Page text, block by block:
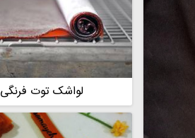
لواشک توت فرنگی